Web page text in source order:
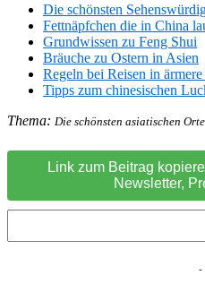
Die schönsten
Fettnäpfchen die in China
Grundwissen zu Feng Shui
Bräuche zu Ostern in Asien
Regeln bei Reisen in
Tipps zum chinesischen
Thema: Die schönsten asiatischen
Link zum Beitrag
Newsletter,
-